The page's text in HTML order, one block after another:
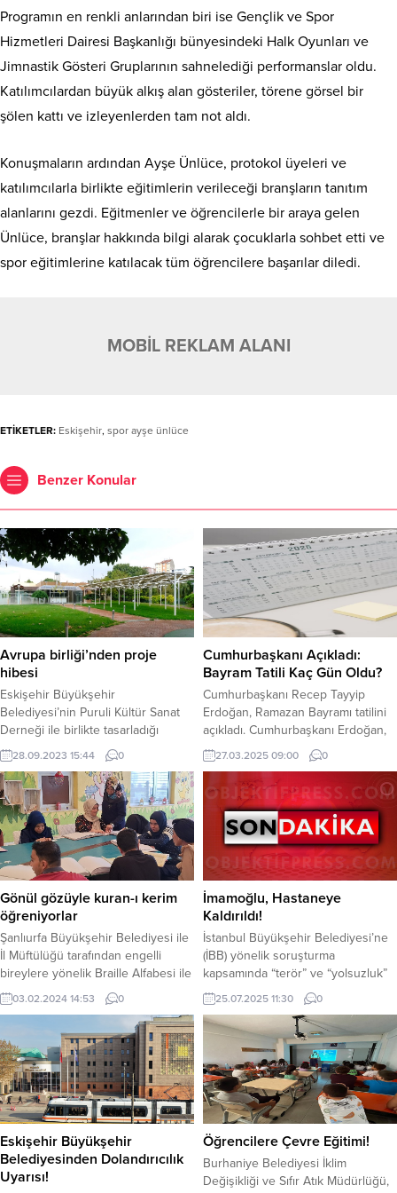
Programın en renkli anlarından biri ise Gençlik ve Spor
Hizmetleri Dairesi Başkanlığı bünyesindeki Halk Oyunları ve
Jimnastik Gösteri Gruplarının sahnelediği performanslar oldu.
Katılımcılardan büyük alkış alan gösteriler, törene görsel bir
şölen kattı ve izleyenlerden tam not aldı.
Konuşmaların ardından Ayşe Ünlüce, protokol üyeleri ve
katılımcılarla birlikte eğitimlerin verileceği branşların tanıtım
alanlarını gezdi. Eğitmenler ve öğrencilerle bir araya gelen
Ünlüce, branşlar hakkında bilgi alarak çocuklarla sohbet etti ve
spor eğitimlerine katılacak tüm öğrencilere başarılar diledi.
MOBİL REKLAM ALANI
ETİKETLER: Eskişehir, spor ayşe ünlüce
Benzer Konular
Avrupa birliği’nden proje
hibesi
Eskişehir Büyükşehir
Belediyesi’nin Puruli Kültür Sanat
Derneği ile birlikte tasarladığı
“Çekirdek Eskişehir” isimli proje,
“Ortaklaşa: Kültür, Diyalog ve
Destek Programı” kapsamında
destek almaya hak kazanan dört
projeden biri oldu ve yaklaşık 3
milyon TL hibe almaya hak
kazandı.İstanbul Kültür Sanat
Vakfı’nın (İKSV) Avrupa Birliği’nin
desteğiyle hayata geçirdiği
“Ortaklaşa: Kültür, Diyalog...
28.09.2023 15:44 0
Cumhurbaşkanı Açıkladı:
Bayram Tatili Kaç Gün Oldu?
Cumhurbaşkanı Recep Tayyip
Erdoğan, Ramazan Bayramı tatilini
açıkladı. Cumhurbaşkanı Erdoğan,
iftar sonrası yaptığı açıklamada
kamu çalışanları 2 Nisan Çarşamba,
3 Nisan Perşembe ve 4 Nisan
Cuma günü idari izinli sayılacak.
Böylece bayram tatili 9 gün olacak.
27.03.2025 09:00 0
Gönül gözüyle kuran-ı kerim
öğreniyorlar
Şanlıurfa Büyükşehir Belediyesi ile
İl Müftülüğü tarafından engelli
bireylere yönelik Braille Alfabesi ile
Kuran-ı Kerim Kursu düzenlendi.
Kuran Kursuna katılan görme
engelli bireyler kendi aralarında
ilahi gurubu kurdu. Şanlıurfa
Büyükşehir Belediyesi tarafından
Engelli bireylerin hizmetine
sunulan Türkiye’nin en büyük
Engelliler Yaşam ve Koordinasyon
merkezinde Braille Alfabesi ile
Kuran-ı Kerim Kursu...
03.02.2024 14:53 0
İmamoğlu, Hastaneye
Kaldırıldı!
İstanbul Büyükşehir Belediyesi’ne
(İBB) yönelik soruşturma
kapsamında “terör” ve “yolsuzluk”
soruşturması kapsamında
tutuklanan Eski İBB’ Başkanı Ekrem
İmamoğlu, hastaneye kaldırıldı. Bel
ağrısı şikayeti ile hastaneye
kaldırılan İmamoğlu, yapılan
muayene sonrasında tekrar Silivri
Kapalı Ceza İnfaz Kurumu’na
götürüldü.
25.07.2025 11:30 0
Eskişehir Büyükşehir
Belediyesinden Dolandırıcılık
Uyarısı!
Öğrencilere Çevre Eğitimi!
Burhaniye Belediyesi İklim
Değişikliği ve Sıfır Atık Müdürlüğü,